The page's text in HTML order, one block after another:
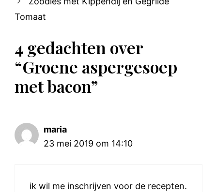
Tomaat
4 gedachten over
“Groene aspergesoep
met bacon”
maria
23 mei 2019 om 14:10
ik wil me inschrijven voor de recepten.